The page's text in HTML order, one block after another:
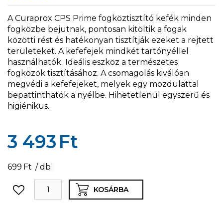
A Curaprox CPS Prime fogköztisztító kefék minden
fogközbe bejutnak, pontosan kitöltik a fogak
közötti rést és hatékonyan tisztítják ezeket a rejtett
területeket. A kefefejek mindkét tartónyéllel
használhatók. Ideális eszköz a természetes
fogközök tisztításához. A csomagolás kiválóan
megvédi a kefefejeket, melyek egy mozdulattal
bepattinthatók a nyélbe. Hihetetlenül egyszerű és
higiénikus.
3 493 Ft
699 Ft / db
KOSÁRBA